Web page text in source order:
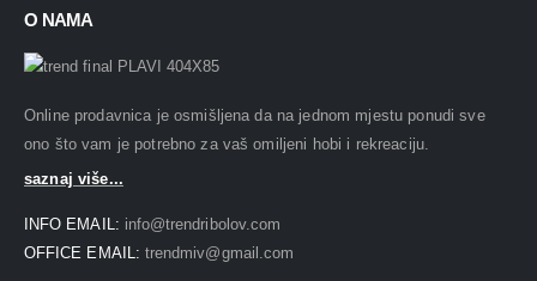
O NAMA
Online prodavnica je osmišljena da na jednom mjestu ponudi sve
ono što vam je potrebno za vaš omiljeni hobi i rekreaciju.
saznaj više...
INFO EMAIL: info@trendribolov.com
OFFICE EMAIL: trendmiv@gmail.com